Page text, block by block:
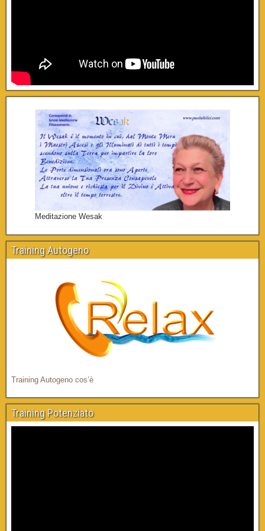
Meditazione Wesak
Training Autogeno
Training Autogeno cos’è
Training Potenziato